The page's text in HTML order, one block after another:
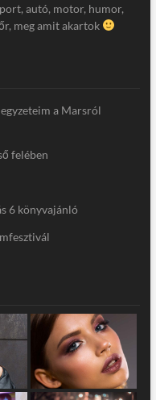
autó, motor, humor,
meg amit akartok
a Marsról
felében
6 könyvajánló